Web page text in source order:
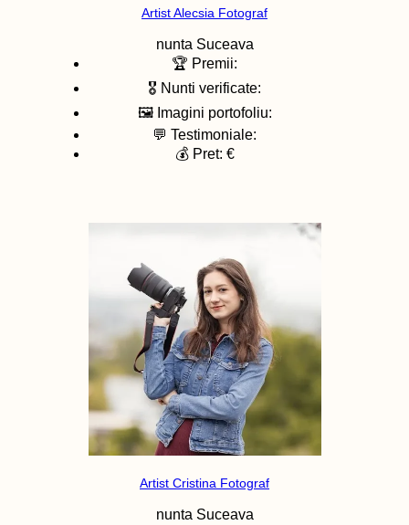
Artist Alecsia Fotograf
nunta Suceava
🏆 Premii:
🎖️ Nunti verificate:
🖼️ Imagini portofoliu:
💬 Testimoniale:
💰 Pret: €
Artist Cristina Fotograf
nunta Suceava